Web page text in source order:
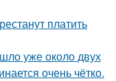
платить
уже около двух
очень чётко.